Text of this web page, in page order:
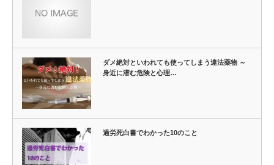
ダメ絶対といわれても使ってしまう違法薬物 ～
身近に潜む危険と心理…
過労死白書でわかった10のこと